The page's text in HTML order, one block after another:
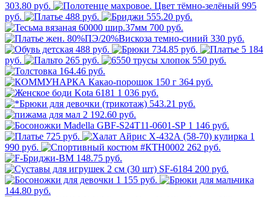
303.80 руб.
995
руб.
488 руб.
555.20 руб.
700 руб.
330 руб.
488 руб.
734.85 руб.
5 184
руб.
265 руб.
550 руб.
164.46 руб.
364 руб.
1 036 руб.
543.21 руб.
2 192.60 руб.
1 146 руб.
725 руб.
1
990 руб.
262 руб.
148.75 руб.
200 руб.
1 155 руб.
144.80 руб.